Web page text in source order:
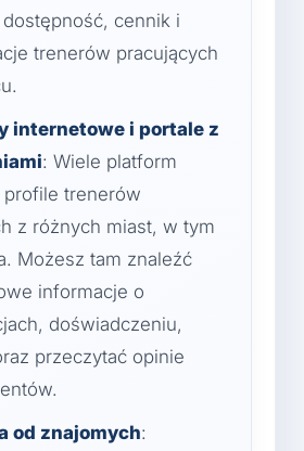
cennik i
trenerów pracujących
internetowe i portale z
: Wiele platform
profile trenerów
z różnych miast, w tym
Możesz tam znaleźć
informacje o
doświadczeniu,
przeczytać opinie
od znajomych: